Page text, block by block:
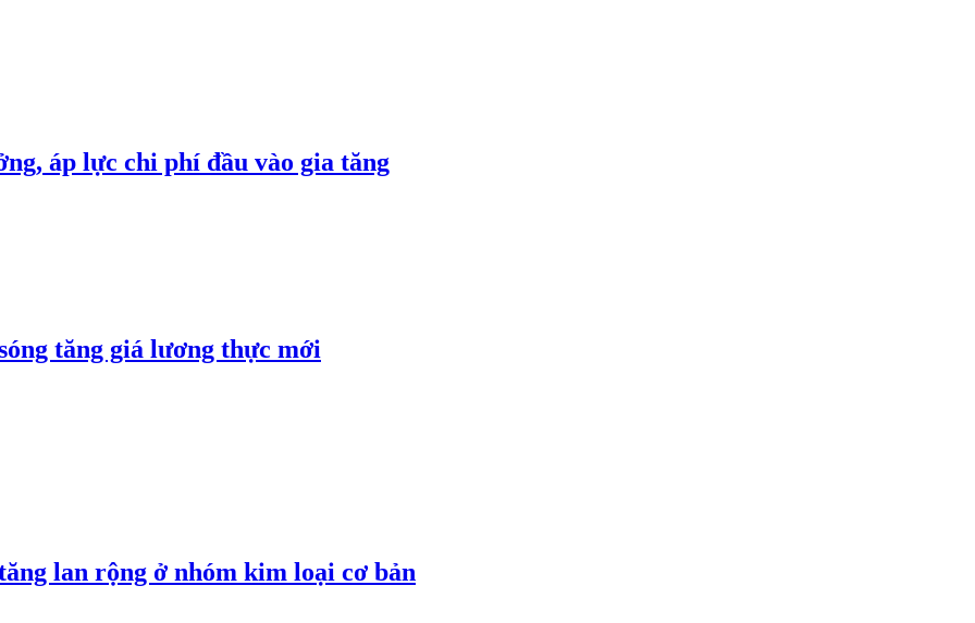
áp lực chi phí đầu vào gia tăng
tăng giá lương thực mới
lan rộng ở nhóm kim loại cơ bản